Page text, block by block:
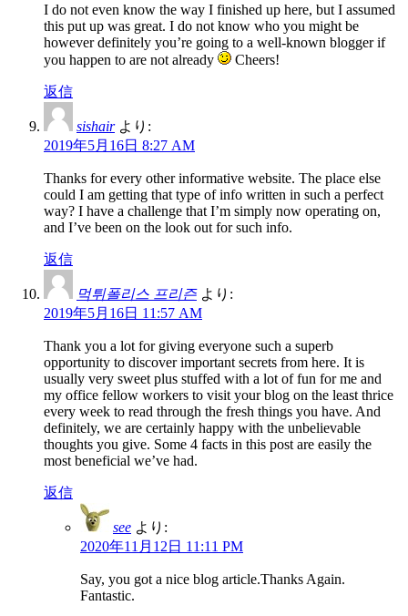
I do not even know the way I finished up here, but I assumed
this put up was great. I do not know who you might be
however definitely you’re going to a well-known blogger if
you happen to are not already
Cheers!
返信
sishair より:
2019年5月16日 8:27 AM
Thanks for every other informative website. The place else
could I am getting that type of info written in such a perfect
way? I have a challenge that I’m simply now operating on,
and I’ve been on the look out for such info.
返信
먹튀폴리스 프리즌 より:
2019年5月16日 11:57 AM
Thank you a lot for giving everyone such a superb
opportunity to discover important secrets from here. It is
usually very sweet plus stuffed with a lot of fun for me and
my office fellow workers to visit your blog on the least thrice
every week to read through the fresh things you have. And
definitely, we are certainly happy with the unbelievable
thoughts you give. Some 4 facts in this post are easily the
most beneficial we’ve had.
返信
see より:
2020年11月12日 11:11 PM
Say, you got a nice blog article.Thanks Again.
Fantastic.